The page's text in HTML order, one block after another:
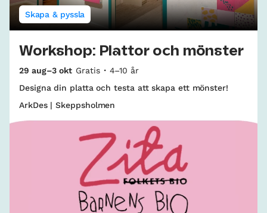
Skapa & pyssla
Workshop: Plattor och mönster
29 aug–3 okt Gratis
4–10 år
Designa din platta och testa att skapa ett mönster!
ArkDes | Skeppsholmen